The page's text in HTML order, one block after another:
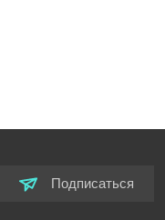
Подписаться